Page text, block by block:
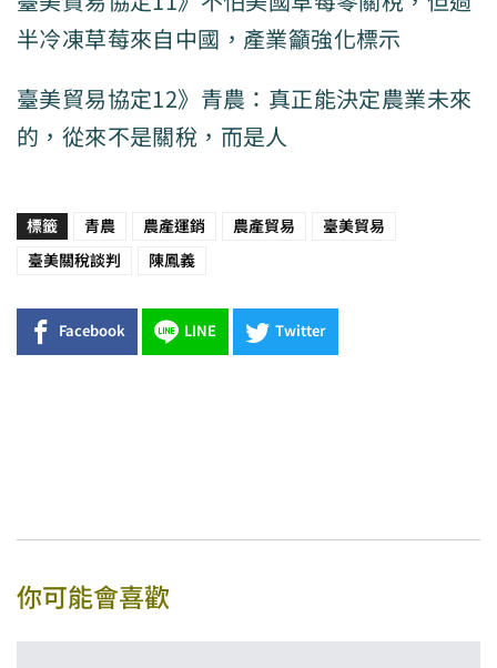
半冷凍草莓來自中國，產業籲強化標示
臺美貿易協定12》青農：真正能決定農業未來
的，從來不是關稅，而是人
標籤 青農 農產運銷 農產貿易 臺美貿易
臺美關稅談判 陳鳳義
Facebook LINE Twitter
你可能會喜歡